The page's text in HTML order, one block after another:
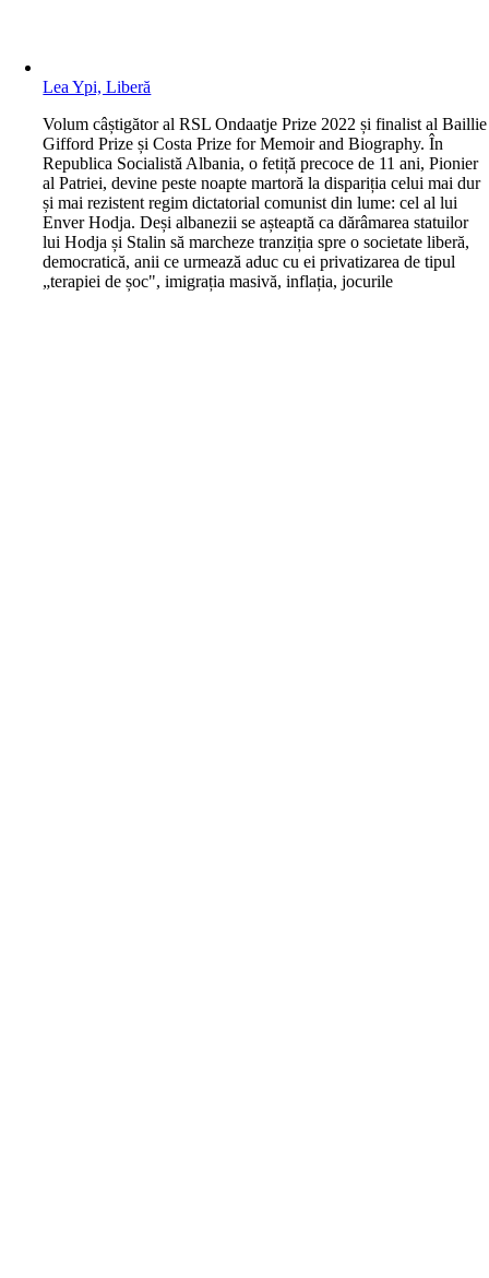
Lea Ypi, Liberă
Volum câștigător al RSL Ondaatje Prize 2022 și finalist al Baillie
Gifford Prize și Costa Prize for Memoir and Biography. În
Republica Socialistă Albania, o fetiță precoce de 11 ani, Pionier
al Patriei, devine peste noapte martoră la dispariția celui mai dur
și mai rezistent regim dictatorial comunist din lume: cel al lui
Enver Hodja. Deși albanezii se așteaptă ca dărâmarea statuilor
lui Hodja și Stalin să marcheze tranziția spre o societate liberă,
democratică, anii ce urmează aduc cu ei privatizarea de tipul
„terapiei de șoc", imigrația masivă, inflația, jocurile